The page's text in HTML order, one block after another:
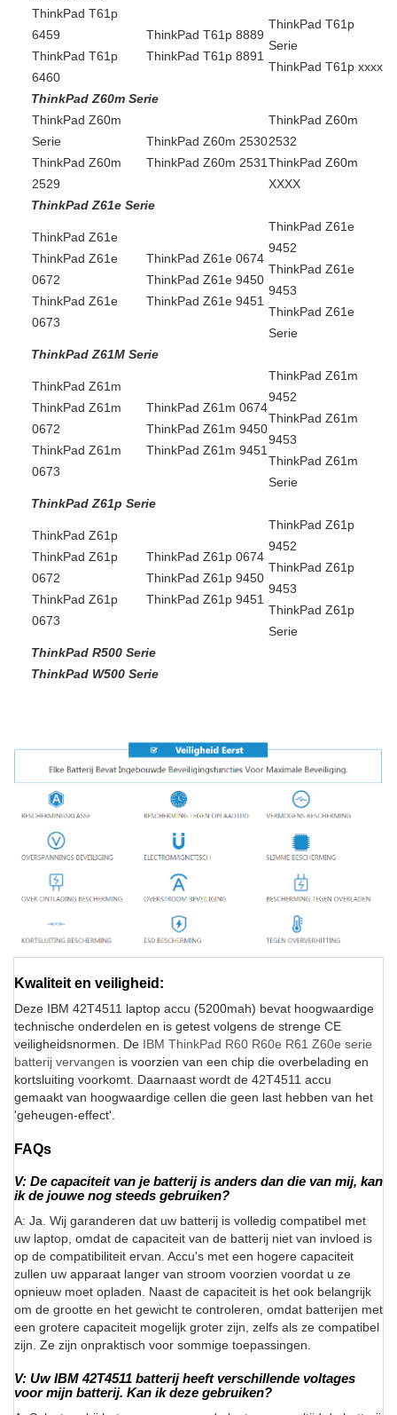
ThinkPad T61p
6459
ThinkPad T61p
6460
ThinkPad T61p 8889
ThinkPad T61p 8891
ThinkPad T61p
Serie
ThinkPad T61p xxxx
ThinkPad Z60m Serie
ThinkPad Z60m
Serie
ThinkPad Z60m
2529
ThinkPad Z60m 2530
ThinkPad Z60m 2531
ThinkPad Z60m
2532
ThinkPad Z60m
XXXX
ThinkPad Z61e Serie
ThinkPad Z61e
ThinkPad Z61e
0672
ThinkPad Z61e
0673
ThinkPad Z61e 0674
ThinkPad Z61e 9450
ThinkPad Z61e 9451
ThinkPad Z61e
9452
ThinkPad Z61e
9453
ThinkPad Z61e
Serie
ThinkPad Z61M Serie
ThinkPad Z61m
ThinkPad Z61m
0672
ThinkPad Z61m
0673
ThinkPad Z61m 0674
ThinkPad Z61m 9450
ThinkPad Z61m 9451
ThinkPad Z61m
9452
ThinkPad Z61m
9453
ThinkPad Z61m
Serie
ThinkPad Z61p Serie
ThinkPad Z61p
ThinkPad Z61p
0672
ThinkPad Z61p
0673
ThinkPad Z61p 0674
ThinkPad Z61p 9450
ThinkPad Z61p 9451
ThinkPad Z61p
9452
ThinkPad Z61p
9453
ThinkPad Z61p
Serie
ThinkPad R500 Serie
ThinkPad W500 Serie
Kwaliteit en veiligheid:
Deze IBM 42T4511 laptop accu (5200mah) bevat hoogwaardige
technische onderdelen en is getest volgens de strenge CE
veiligheidsnormen. De IBM ThinkPad R60 R60e R61 Z60e serie
batterij vervangen is voorzien van een chip die overbelading en
kortsluiting voorkomt. Daarnaast wordt de 42T4511 accu
gemaakt van hoogwaardige cellen die geen last hebben van het
'geheugen-effect'.
FAQs
V: De capaciteit van je batterij is anders dan die van mij, kan
ik de jouwe nog steeds gebruiken?
A: Ja. Wij garanderen dat uw batterij is volledig compatibel met
uw laptop, omdat de capaciteit van de batterij niet van invloed is
op de compatibiliteit ervan. Accu's met een hogere capaciteit
zullen uw apparaat langer van stroom voorzien voordat u ze
opnieuw moet opladen. Naast de capaciteit is het ook belangrijk
om de grootte en het gewicht te controleren, omdat batterijen met
een grotere capaciteit mogelijk groter zijn, zelfs als ze compatibel
zijn. Ze zijn onpraktisch voor sommige toepassingen.
V: Uw IBM 42T4511 batterij heeft verschillende voltages
voor mijn batterij. Kan ik deze gebruiken?